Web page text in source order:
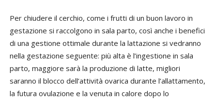
Per chiudere il cerchio, come i frutti di un buon lavoro in
gestazione si raccolgono in sala parto, così anche i benefici
di una gestione ottimale durante la lattazione si vedranno
nella gestazione seguente: più alta è l’ingestione in sala
parto, maggiore sarà la produzione di latte, migliori
saranno il blocco dell’attività ovarica durante l’allattamento,
la futura ovulazione e la venuta in calore dopo lo